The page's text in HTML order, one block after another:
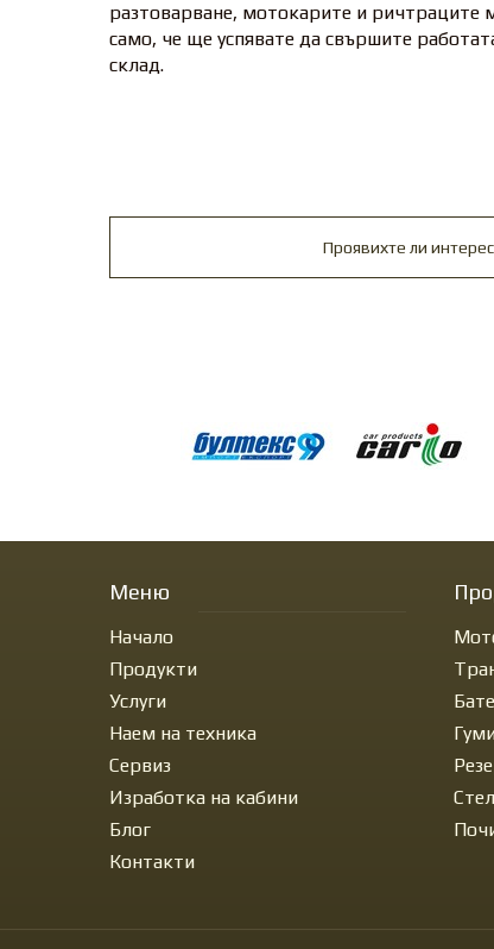
разтоварване, мотокарите и ричтраците
само, че ще успявате да свършите
склад.
Проявихте ли
Меню
Начало
Продукти
Услуги
Наем на техника
Сервиз
Изработка на кабини
Блог
Контакти